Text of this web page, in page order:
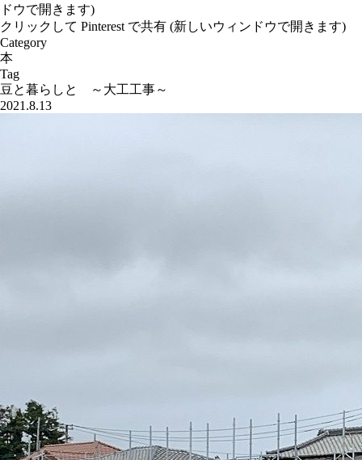
ドウで開きます)
クリックして Pinterest で共有 (新しいウィンドウで開きます)
Category
本
Tag
豆と暮らしと ～大工工事～
2021.8.13